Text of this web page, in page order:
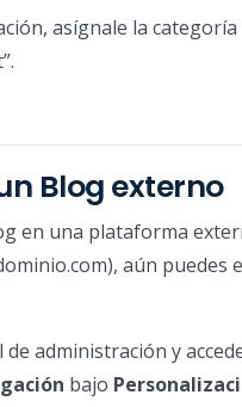
asígnale la categoría
Blog externo
en una plataforma
aún puedes
administración y
bajo